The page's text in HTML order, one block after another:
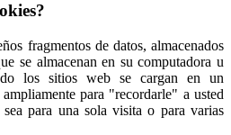
fragmentos de datos, almacenados
se almacenan en su computadora u
los sitios web se cargan en un
para "recordarle" a usted
para una sola visita o para varias